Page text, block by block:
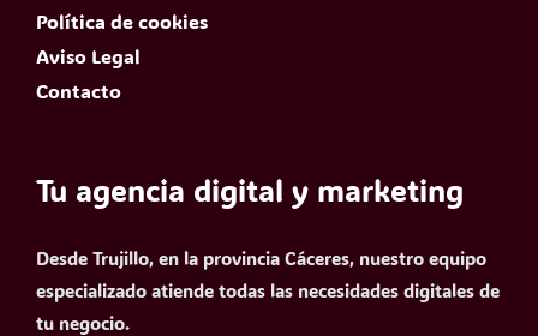
Política de cookies
Aviso Legal
Contacto
Tu agencia digital y marketing
Desde Trujillo, en la provincia Cáceres, nuestro equipo
especializado atiende todas las necesidades digitales de
tu negocio.